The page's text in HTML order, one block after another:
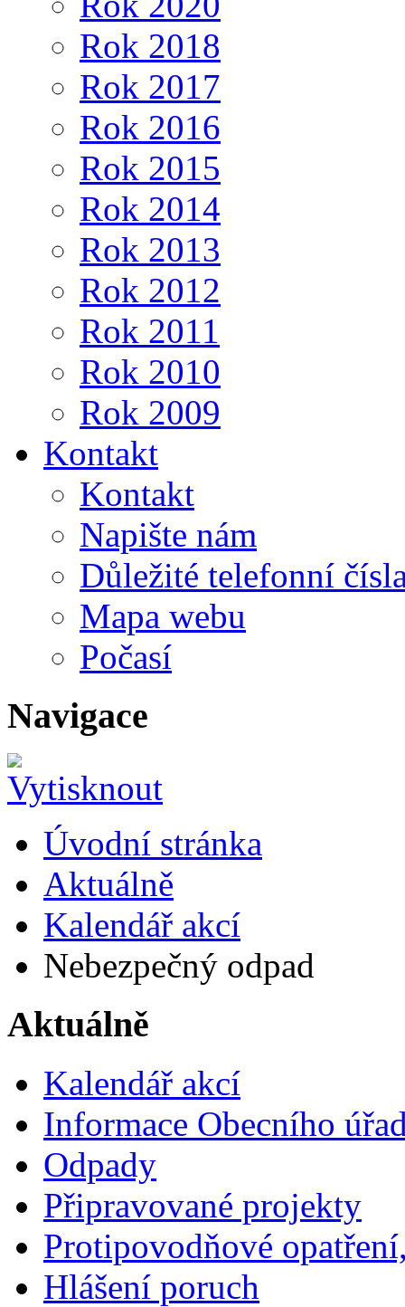
Rok 2018
Rok 2017
Rok 2016
Rok 2015
Rok 2014
Rok 2013
Rok 2012
Rok 2011
Rok 2010
Rok 2009
Kontakt
Kontakt
Napište nám
Důležité telefonní
Mapa webu
Počasí
Navigace
Úvodní stránka
Aktuálně
Kalendář akcí
Nebezpečný odpad
Aktuálně
Kalendář akcí
Informace Obecního
Odpady
Připravované projekty
Protipovodňové
Hlášení poruch